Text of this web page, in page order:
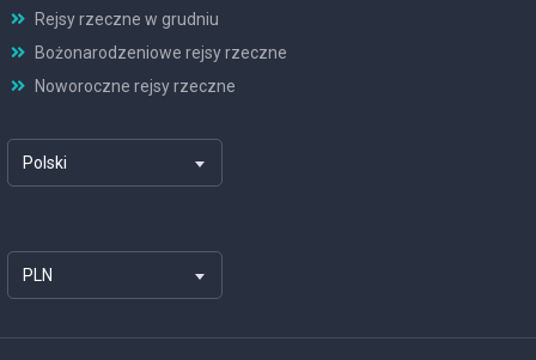
Rejsy rzeczne w grudniu
Bożonarodzeniowe rejsy rzeczne
Noworoczne rejsy rzeczne
Polski
PLN